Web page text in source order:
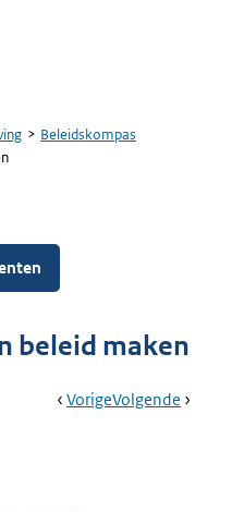
Beleidskompas
beleid maken
Book
Ga
VorigePagina:
Ga
Volgende Pagina: